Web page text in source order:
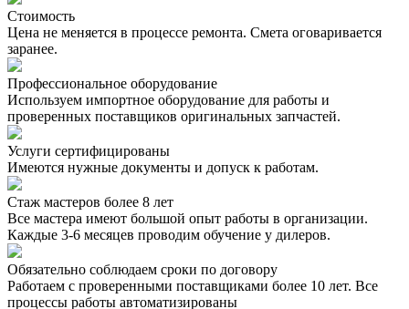
Стоимость
Цена не меняется в процессе ремонта. Смета оговаривается
заранее.
Профессиональное оборудование
Используем импортное оборудование для работы и
проверенных поставщиков оригинальных запчастей.
Услуги сертифицированы
Имеются нужные документы и допуск к работам.
Стаж мастеров более 8 лет
Все мастера имеют большой опыт работы в организации.
Каждые 3-6 месяцев проводим обучение у дилеров.
Обязательно соблюдаем сроки по договору
Работаем с проверенными поставщиками более 10 лет. Все
процессы работы автоматизированы